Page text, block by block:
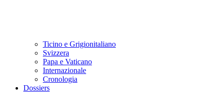
Ticino e Grigionitaliano
Svizzera
Papa e Vaticano
Internazionale
Cronologia
Dossiers